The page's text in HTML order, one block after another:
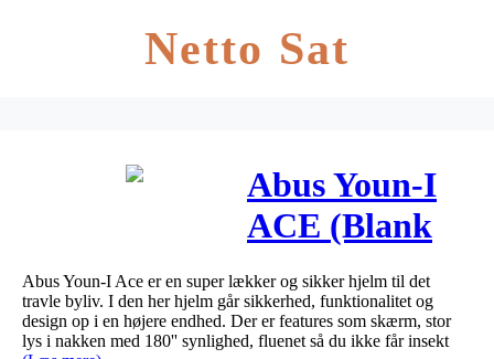
Netto Sat
Abus Youn-I
ACE (Blank
Grøn,
Medium (52 –
57 cm))
Abus Youn-I Ace er en super lækker og sikker hjelm til det
travle byliv. I den her hjelm går sikkerhed, funktionalitet og
design op i en højere endhed. Der er features som skærm, stor
lys i nakken med 180'' synlighed, fluenet så du ikke får insekt